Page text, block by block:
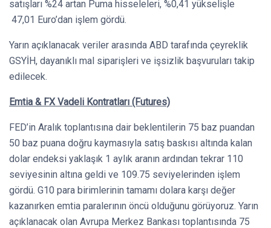
satışları %24 artan Puma hisseleleri, %0,41 yükselişle
47,01 Euro’dan işlem gördü.
Yarın açıklanacak veriler arasında ABD tarafında çeyreklik
GSYİH, dayanıklı mal siparişleri ve işsizlik başvuruları takip
edilecek.
Emtia & FX Vadeli Kontratları (Futures)
FED’in Aralık toplantısına dair beklentilerin 75 baz puandan
50 baz puana doğru kaymasıyla satış baskısı altında kalan
dolar endeksi yaklaşık 1 aylık aranın ardından tekrar 110
seviyesinin altına geldi ve 109.75 seviyelerinden işlem
gördü. G10 para birimlerinin tamamı dolara karşı değer
kazanırken emtia paralerının öncü olduğunu görüyoruz. Yarın
açıklanacak olan Avrupa Merkez Bankası toplantısında 75